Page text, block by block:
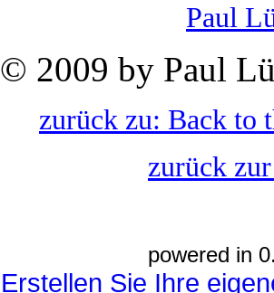
Paul
© 2009 by Paul
zurück zu: Back to
zurück
powered in
Erstellen Sie Ihre